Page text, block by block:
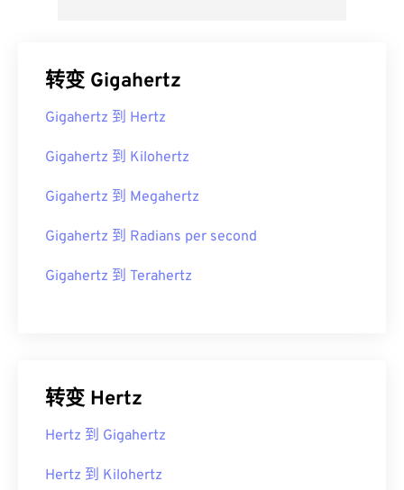
转变 Gigahertz
Gigahertz 到 Hertz
Gigahertz 到 Kilohertz
Gigahertz 到 Megahertz
Gigahertz 到 Radians per second
Gigahertz 到 Terahertz
转变 Hertz
Hertz 到 Gigahertz
Hertz 到 Kilohertz